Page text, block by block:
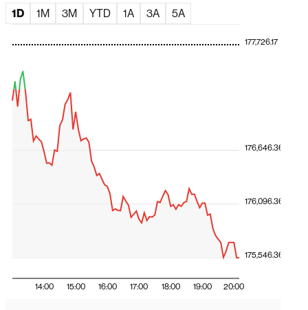
1D 1M 3M YTD 1A 3A 5A
14:00 15:00 16:00 17:00 18:00 19:00 20:00
175,546.36
176,096.36
176,646.36
177,726.17